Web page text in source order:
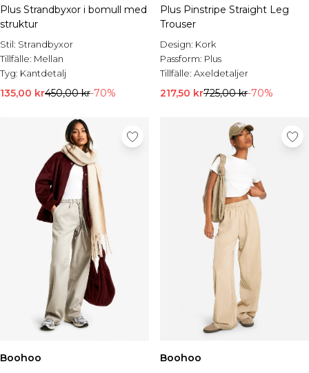
Plus Strandbyxor i bomull med
struktur
Stil: Strandbyxor
Tillfälle: Mellan
Tyg: Kantdetalj
135,00 kr450,00 kr-70%
Plus Pinstripe Straight Leg
Trouser
Design: Kork
Passform: Plus
Tillfälle: Axeldetaljer
217,50 kr725,00 kr-70%
Boohoo
Boohoo